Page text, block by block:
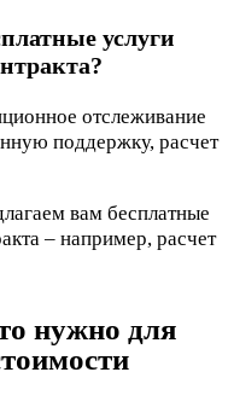
услуги
отслеживание
поддержку, расчет
вам бесплатные
– например, расчет
нужно для